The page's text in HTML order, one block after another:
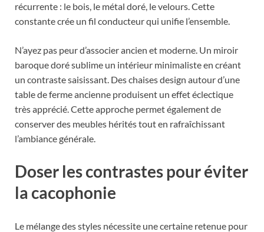
récurrente : le bois, le métal doré, le velours. Cette
constante crée un fil conducteur qui unifie l’ensemble.
N’ayez pas peur d’associer ancien et moderne. Un miroir
baroque doré sublime un intérieur minimaliste en créant
un contraste saisissant. Des chaises design autour d’une
table de ferme ancienne produisent un effet éclectique
très apprécié. Cette approche permet également de
conserver des meubles hérités tout en rafraîchissant
l’ambiance générale.
Doser les contrastes pour éviter
la cacophonie
Le mélange des styles nécessite une certaine retenue pour